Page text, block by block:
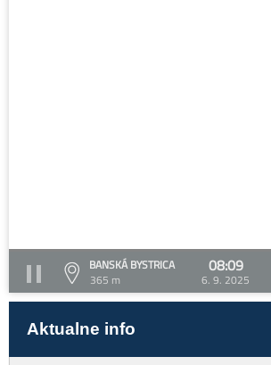
BANSKÁ BYSTRICA
365 m
08:09
6. 9. 2025
Aktualne info